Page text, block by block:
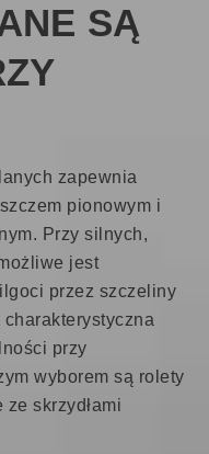
SĄ
zapewnia
pionowym i
Przy silnych,
jest
przez szczeliny
przy
wyborem są rolety
skrzydłami